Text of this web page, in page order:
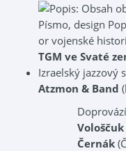
or vojenské
TGM ve Svaté
Izraelský jazzový
Atzmon & Band
Vološčuk
Černák